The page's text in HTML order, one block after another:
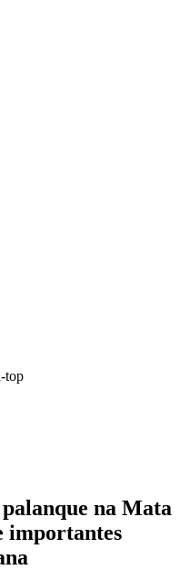
na Mata
importantes